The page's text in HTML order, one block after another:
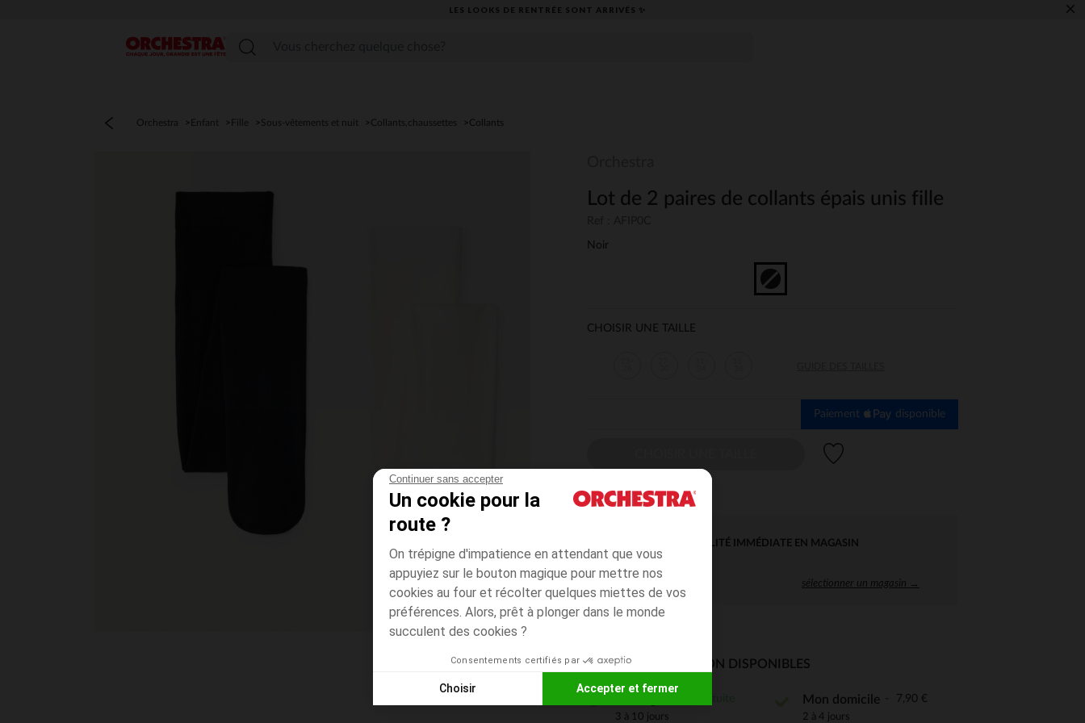
Continuer sans accepter
Un cookie pour la
route ?
On trépigne d'impatience en attendant que vous
appuyiez sur le bouton magique pour mettre nos
cookies au four et récolter quelques miettes de vos
préférences. Alors, prêt à plonger dans le monde
succulent des cookies ?
Consentements certifiés par
Choisir Accepter et fermer
Plateforme de Gestion du Consentement : Personnalisez vos Options
LES LOOKS DE RENTRÉE SONT ARRIVÉS ✨ ×
Menu
Orchestra Enfant Fille Sous-vêtements et nuit Collants,chaussettes Collants
Lot de 2 paires de collants épais unis fille
Noir
CHOISIR UNE TAILLE
Paiement disponible
DISPONIBILITÉ IMMÉDIATE EN MAGASIN
sélectionner un magasin →
MODES DE LIVRAISON DISPONIBLES
3 à 10 jours
Mon domicile 7,90 €
2 à 4 jours